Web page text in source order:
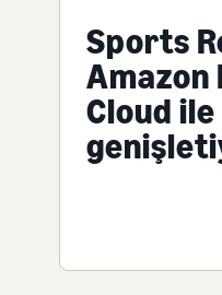
Sports
Amazon
Cloud